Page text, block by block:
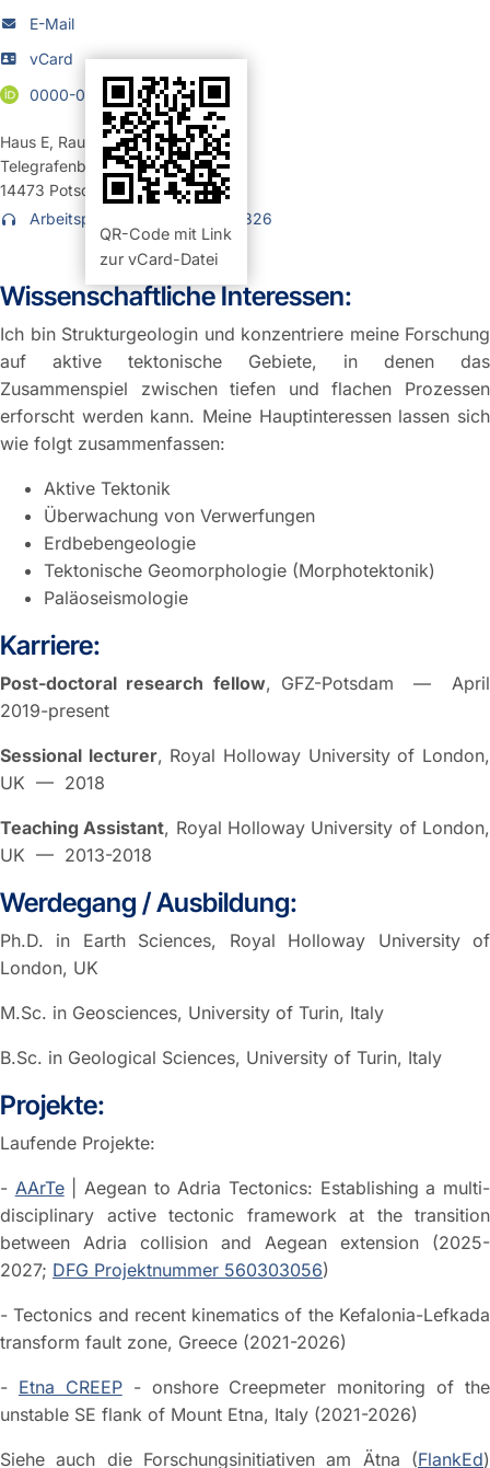
E-Mail
vCard
QR-Code mit Link
zur vCard-Datei
0000-0002-5584-1929
Haus E, Raum 420 (Büro)
Telegrafenberg
14473 Potsdam
Arbeitsplatz: +49 331 6264-1326
Wissenschaftliche Interessen:
Ich bin Strukturgeologin und konzentriere meine Forschung
auf aktive tektonische Gebiete, in denen das
Zusammenspiel zwischen tiefen und flachen Prozessen
erforscht werden kann. Meine Hauptinteressen lassen sich
wie folgt zusammenfassen:
Aktive Tektonik
Überwachung von Verwerfungen
Erdbebengeologie
Tektonische Geomorphologie (Morphotektonik)
Paläoseismologie
Karriere:
Post-doctoral research fellow, GFZ-Potsdam — April
2019-present
Sessional lecturer, Royal Holloway University of London,
UK — 2018
Teaching Assistant, Royal Holloway University of London,
UK — 2013-2018
Werdegang / Ausbildung:
Ph.D. in Earth Sciences, Royal Holloway University of
London, UK
M.Sc. in Geosciences, University of Turin, Italy
B.Sc. in Geological Sciences, University of Turin, Italy
Projekte:
Laufende Projekte:
- AArTe| Aegean to Adria Tectonics: Establishing a multi-
disciplinary active tectonic framework at the transition
between Adria collision and Aegean extension (2025-
2027; DFG Projektnummer 560303056)
- Tectonics and recent kinematics of the Kefalonia-Lefkada
transform fault zone, Greece (2021-2026)
- Etna CREEP- onshore Creepmeter monitoring of the
unstable SE flank of Mount Etna, Italy (2021-2026)
Siehe auch die Forschungsinitiativen am Ätna (FlankEd)